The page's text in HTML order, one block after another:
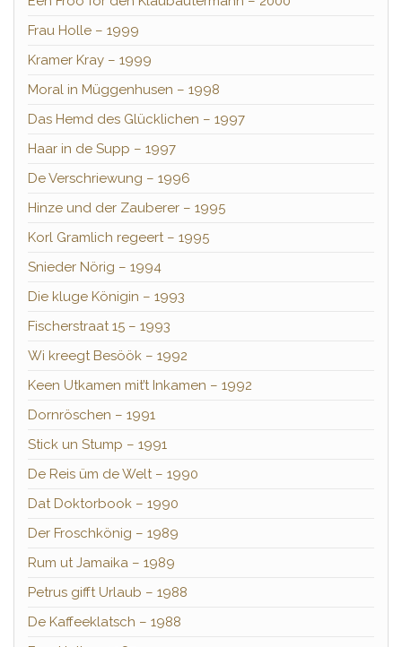
Frau Holle – 1999
Kramer Kray – 1999
Moral in Müggenhusen – 1998
Das Hemd des Glücklichen – 1997
Haar in de Supp – 1997
De Verschriewung – 1996
Hinze und der Zauberer – 1995
Korl Gramlich regeert – 1995
Snieder Nörig – 1994
Die kluge Königin – 1993
Fischerstraat 15 – 1993
Wi kreegt Besöök – 1992
Keen Utkamen mit’t Inkamen – 1992
Dornröschen – 1991
Stick un Stump – 1991
De Reis üm de Welt – 1990
Dat Doktorbook – 1990
Der Froschkönig – 1989
Rum ut Jamaika – 1989
Petrus gifft Urlaub – 1988
De Kaffeeklatsch – 1988